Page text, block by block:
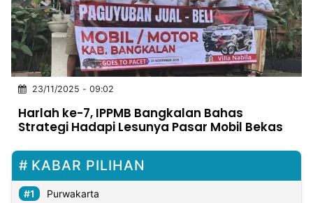
INDONESIA
Partner
NTB
Time
IDN
Jogja
Rakyat
News
Notice
Baru
Follow
Kabarbaru
23/11/2025 - 09:02
Harlah ke-7, IPPMB Bangkalan Bahas
Strategi Hadapi Lesunya Pasar Mobil Bekas
KABAR PILIHAN
Purwakarta